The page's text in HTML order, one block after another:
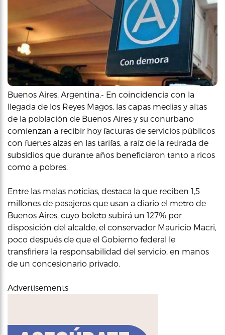
Buenos Aires, Argentina.- En coincidencia con la
llegada de los Reyes Magos, las capas medias y altas
de la población de Buenos Aires y su conurbano
comienzan a recibir hoy facturas de servicios públicos
con fuertes alzas en las tarifas, a raíz de la retirada de
subsidios que durante años beneficiaron tanto a ricos
como a pobres.
Entre las malas noticias, destaca la que reciben 1,5
millones de pasajeros que usan a diario el metro de
Buenos Aires, cuyo boleto subirá un 127% por
disposición del alcalde, el conservador Mauricio Macri,
poco después de que el Gobierno federal le
transfiriera la responsabilidad del servicio, en manos
de un concesionario privado.
Advertisements